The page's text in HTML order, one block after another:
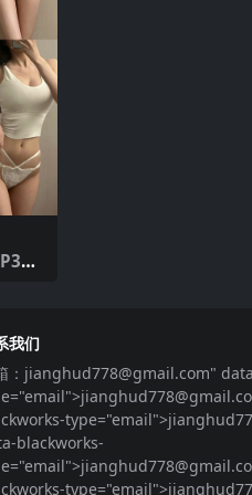
我们
： jianghud778@gmail.com"
type="email">
blackworks-
type="email">